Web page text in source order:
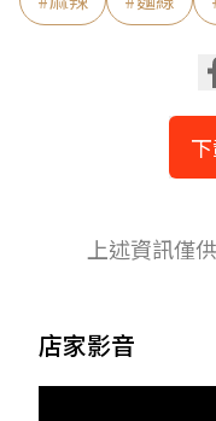
上述資訊僅
店家影音